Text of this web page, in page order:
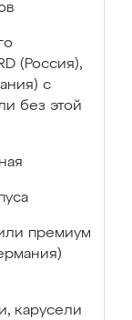
(Россия),
с
без этой
премиум
карусели